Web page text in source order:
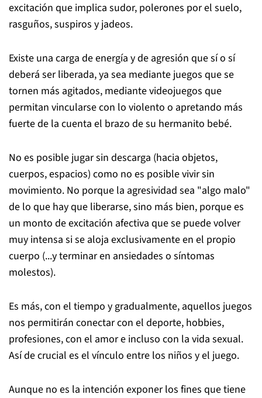
excitación que implica sudor, polerones por el suelo,
rasguños, suspiros y jadeos.
Existe una carga de energía y de agresión que sí o sí
deberá ser liberada, ya sea mediante juegos que se
tornen más agitados, mediante videojuegos que
permitan vincularse con lo violento o apretando más
fuerte de la cuenta el brazo de su hermanito bebé.
No es posible jugar sin descarga (hacia objetos,
cuerpos, espacios) como no es posible vivir sin
movimiento. No porque la agresividad sea "algo malo"
de lo que hay que liberarse, sino más bien, porque es
un monto de excitación afectiva que se puede volver
muy intensa si se aloja exclusivamente en el propio
cuerpo (...y terminar en ansiedades o síntomas
molestos).
Es más, con el tiempo y gradualmente, aquellos juegos
nos permitirán conectar con el deporte, hobbies,
profesiones, con el amor e incluso con la vida sexual.
Así de crucial es el vínculo entre los niños y el juego.
Aunque no es la intención exponer los fines que tiene